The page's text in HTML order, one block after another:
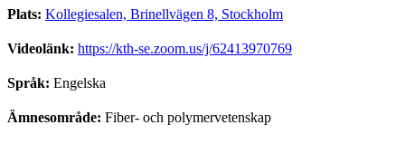
Plats: Kollegiesalen, Brinellvägen 8, Stockholm
Videolänk: https://kth-se.zoom.us/j/62413970769
Språk: Engelska
Ämnesområde: Fiber- och polymervetenskap